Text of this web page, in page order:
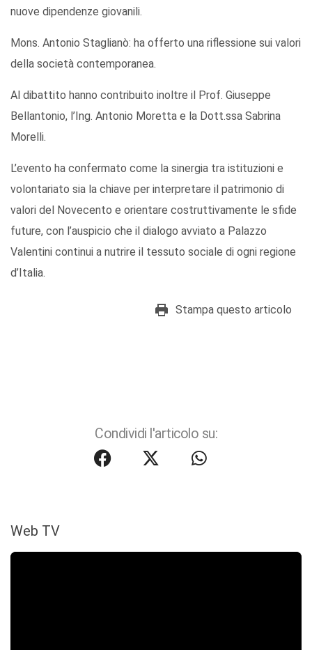
nuove dipendenze giovanili.
Mons. Antonio Staglianò: ha offerto una riflessione sui valori
della società contemporanea.
Al dibattito hanno contribuito inoltre il Prof. Giuseppe
Bellantonio, l’Ing. Antonio Moretta e la Dott.ssa Sabrina
Morelli.
L’evento ha confermato come la sinergia tra istituzioni e
volontariato sia la chiave per interpretare il patrimonio di
valori del Novecento e orientare costruttivamente le sfide
future, con l’auspicio che il dialogo avviato a Palazzo
Valentini continui a nutrire il tessuto sociale di ogni regione
d’Italia.
Stampa questo articolo
Condividi l'articolo su:
Web TV